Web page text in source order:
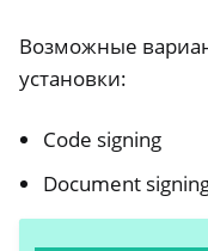
Возможные
установки:
Code signing
Document